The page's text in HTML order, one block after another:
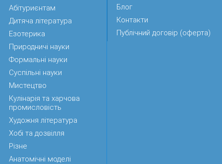
Абітуриєнтам
Дитяча література
Езотерика
Природничі науки
Формальні науки
Суспільні науки
Мистецтво
Кулінарія та харчова
промисловість
Художня література
Хобі та дозвілля
Різне
Анатомічні моделі
Блог
Контакти
Публічний договір (оферта)